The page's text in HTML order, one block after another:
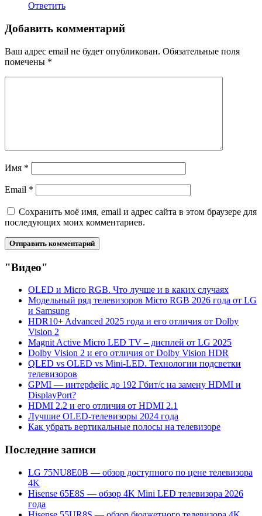
Ответить
Добавить комментарий
Ваш адрес email не будет опубликован. Обязательные поля
помечены *
Имя *
Email *
Сохранить моё имя, email и адрес сайта в этом браузере для
последующих моих комментариев.
"Видео"
OLED и Micro RGB. Что лучше и в каких случаях
Модельный ряд телевизоров Micro RGB 2026 года от LG
и Samsung
HDR10+ Advanced 2025 года и его отличия от Dolby
Vision 2
Magnit Active Micro LED TV – дисплей от LG 2025
Dolby Vision 2 и его отличия от Dolby Vision HDR
QLED vs OLED vs Mini-LED. Технологии подсветки
телевизоров
GPMI — интерфейс до 192 Гбит/с на замену HDMI и
DisplayPort?
HDMI 2.2 и его отличия от HDMI 2.1
Лучшие OLED-телевизоры 2024 года
Как убрать вертикальные полосы на телевизоре
Последние записи
LG 75NU8E0B — обзор доступного по цене телевизора
4K
Hisense 65E8S — обзор 4K Mini LED телевизора 2026
года